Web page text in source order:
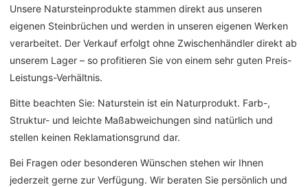
Unsere Natursteinprodukte stammen direkt aus unseren
eigenen Steinbrüchen und werden in unseren eigenen Werken
verarbeitet. Der Verkauf erfolgt ohne Zwischenhändler direkt ab
unserem Lager – so profitieren Sie von einem sehr guten Preis-
Leistungs-Verhältnis.
Bitte beachten Sie: Naturstein ist ein Naturprodukt. Farb-,
Struktur- und leichte Maßabweichungen sind natürlich und
stellen keinen Reklamationsgrund dar.
Bei Fragen oder besonderen Wünschen stehen wir Ihnen
jederzeit gerne zur Verfügung. Wir beraten Sie persönlich und